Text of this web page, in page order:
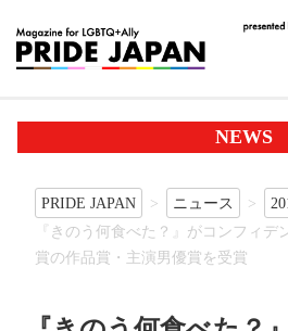
NEWS
PRIDE JAPAN ニュース
『きのう何食べた？』がコンフィデ
賞の作品賞・主演男優賞を受賞